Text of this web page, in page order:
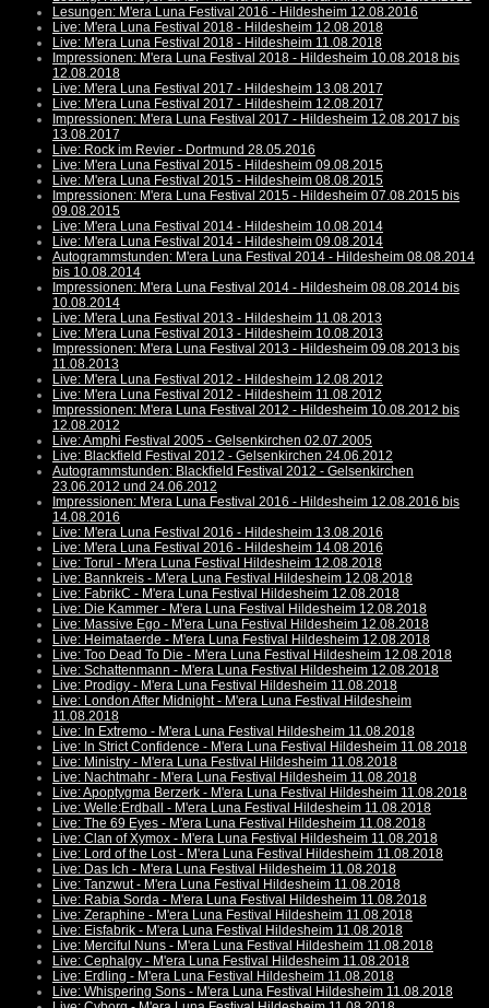
Lesungen: M'era Luna Festival 2016 - Hildesheim 12.08.2016
Live: M'era Luna Festival 2018 - Hildesheim 12.08.2018
Live: M'era Luna Festival 2018 - Hildesheim 11.08.2018
Impressionen: M'era Luna Festival 2018 - Hildesheim 10.08.2018 bis
12.08.2018
Live: M'era Luna Festival 2017 - Hildesheim 13.08.2017
Live: M'era Luna Festival 2017 - Hildesheim 12.08.2017
Impressionen: M'era Luna Festival 2017 - Hildesheim 12.08.2017 bis
13.08.2017
Live: Rock im Revier - Dortmund 28.05.2016
Live: M'era Luna Festival 2015 - Hildesheim 09.08.2015
Live: M'era Luna Festival 2015 - Hildesheim 08.08.2015
Impressionen: M'era Luna Festival 2015 - Hildesheim 07.08.2015 bis
09.08.2015
Live: M'era Luna Festival 2014 - Hildesheim 10.08.2014
Live: M'era Luna Festival 2014 - Hildesheim 09.08.2014
Autogrammstunden: M'era Luna Festival 2014 - Hildesheim 08.08.2014
bis 10.08.2014
Impressionen: M'era Luna Festival 2014 - Hildesheim 08.08.2014 bis
10.08.2014
Live: M'era Luna Festival 2013 - Hildesheim 11.08.2013
Live: M'era Luna Festival 2013 - Hildesheim 10.08.2013
Impressionen: M'era Luna Festival 2013 - Hildesheim 09.08.2013 bis
11.08.2013
Live: M'era Luna Festival 2012 - Hildesheim 12.08.2012
Live: M'era Luna Festival 2012 - Hildesheim 11.08.2012
Impressionen: M'era Luna Festival 2012 - Hildesheim 10.08.2012 bis
12.08.2012
Live: Amphi Festival 2005 - Gelsenkirchen 02.07.2005
Live: Blackfield Festival 2012 - Gelsenkirchen 24.06.2012
Autogrammstunden: Blackfield Festival 2012 - Gelsenkirchen
23.06.2012 und 24.06.2012
Impressionen: M'era Luna Festival 2016 - Hildesheim 12.08.2016 bis
14.08.2016
Live: M'era Luna Festival 2016 - Hildesheim 13.08.2016
Live: M'era Luna Festival 2016 - Hildesheim 14.08.2016
Live: Torul - M'era Luna Festival Hildesheim 12.08.2018
Live: Bannkreis - M'era Luna Festival Hildesheim 12.08.2018
Live: FabrikC - M'era Luna Festival Hildesheim 12.08.2018
Live: Die Kammer - M'era Luna Festival Hildesheim 12.08.2018
Live: Massive Ego - M'era Luna Festival Hildesheim 12.08.2018
Live: Heimataerde - M'era Luna Festival Hildesheim 12.08.2018
Live: Too Dead To Die - M'era Luna Festival Hildesheim 12.08.2018
Live: Schattenmann - M'era Luna Festival Hildesheim 12.08.2018
Live: Prodigy - M'era Luna Festival Hildesheim 11.08.2018
Live: London After Midnight - M'era Luna Festival Hildesheim
11.08.2018
Live: In Extremo - M'era Luna Festival Hildesheim 11.08.2018
Live: In Strict Confidence - M'era Luna Festival Hildesheim 11.08.2018
Live: Ministry - M'era Luna Festival Hildesheim 11.08.2018
Live: Nachtmahr - M'era Luna Festival Hildesheim 11.08.2018
Live: Apoptygma Berzerk - M'era Luna Festival Hildesheim 11.08.2018
Live: Welle:Erdball - M'era Luna Festival Hildesheim 11.08.2018
Live: The 69 Eyes - M'era Luna Festival Hildesheim 11.08.2018
Live: Clan of Xymox - M'era Luna Festival Hildesheim 11.08.2018
Live: Lord of the Lost - M'era Luna Festival Hildesheim 11.08.2018
Live: Das Ich - M'era Luna Festival Hildesheim 11.08.2018
Live: Tanzwut - M'era Luna Festival Hildesheim 11.08.2018
Live: Rabia Sorda - M'era Luna Festival Hildesheim 11.08.2018
Live: Zeraphine - M'era Luna Festival Hildesheim 11.08.2018
Live: Eisfabrik - M'era Luna Festival Hildesheim 11.08.2018
Live: Merciful Nuns - M'era Luna Festival Hildesheim 11.08.2018
Live: Cephalgy - M'era Luna Festival Hildesheim 11.08.2018
Live: Erdling - M'era Luna Festival Hildesheim 11.08.2018
Live: Whispering Sons - M'era Luna Festival Hildesheim 11.08.2018